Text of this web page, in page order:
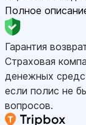
Полное
Гарантия
Страховая
денежных
если полис не
вопросов.